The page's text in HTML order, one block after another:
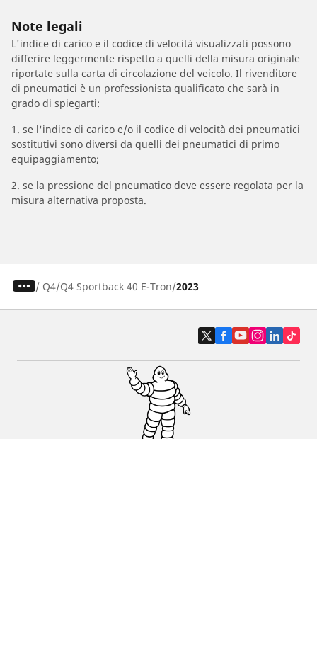
Note legali
L'indice di carico e il codice di velocità visualizzati possono
differire leggermente rispetto a quelli della misura originale
riportate sulla carta di circolazione del veicolo. Il rivenditore
di pneumatici è un professionista qualificato che sarà in
grado di spiegarti:
1. se l'indice di carico e/o il codice di velocità dei pneumatici
sostitutivi sono diversi da quelli dei pneumatici di primo
equipaggiamento;
2. se la pressione del pneumatico deve essere regolata per la
misura alternativa proposta.
/ Q4 Q4 Sportback 40 E-Tron 2023